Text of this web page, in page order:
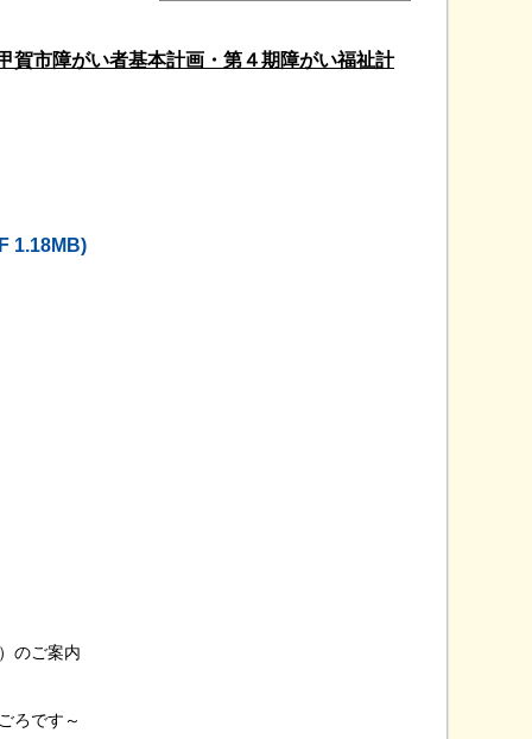
賀市障がい者基本計画・第４期障がい福祉計
1.18MB)
のご案内
ろです～